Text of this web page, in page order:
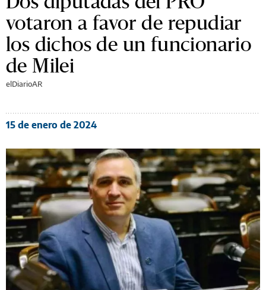
votaron a favor de repudiar
los dichos de un funcionario
de Milei
elDiarioAR
15 de enero de 2024